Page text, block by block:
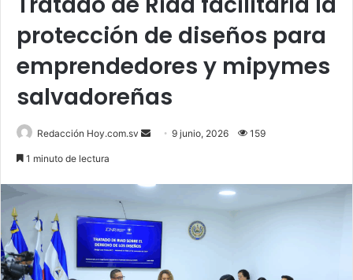
protección de diseños para
emprendedores y mipymes
salvadoreñas
Redacción Hoy.com.sv
Send9 junio, 2026 159
1 minuto de lectura